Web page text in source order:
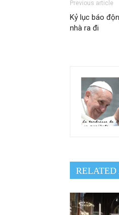
Previous article
Kỷ lục báo
nhà ra đi
RELATED